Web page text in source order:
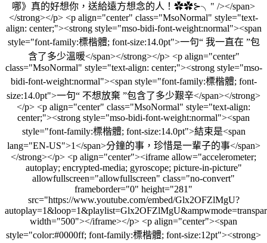
哪》真的好想你，送給遠方想念的人！✿✿⊱╮" /></span>
</strong></p> <p align="center" class="MsoNormal" style="text-
align: center;"><strong style="mso-bidi-font-weight:normal"><span
style="font-family:標楷體; font-size:14.0pt">一句“ 我一直在 ”包
含了多少溫暖</span></strong></p> <p align="center"
class="MsoNormal" style="text-align: center;"><strong style="mso-
bidi-font-weight:normal"><span style="font-family:標楷體; font-
size:14.0pt">一句“ 不想放棄 ”包含了多少艱辛</span></strong>
</p> <p align="center" class="MsoNormal" style="text-align:
center;"><strong style="mso-bidi-font-weight:normal"><span
style="font-family:標楷體; font-size:14.0pt">結束是<span
lang="EN-US">1</span>分鐘的事，珍惜是一輩子的事</span>
</strong></p> <p align="center"><iframe allow="accelerometer;
autoplay; encrypted-media; gyroscope; picture-in-picture"
allowfullscreen="allowfullscreen" class="no-convert"
frameborder="0" height="281"
src="https://www.youtube.com/embed/Glx2OFZlMgU?
width="500"></iframe></p> <p align="center"><span
style="color:#0000ff; font-family:標楷體; font-size:12pt"><strong>